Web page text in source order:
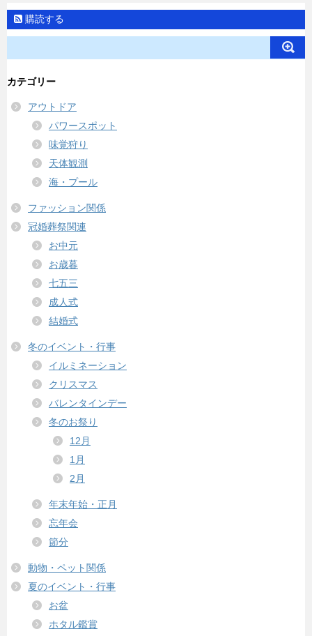
購読する
カテゴリー
アウトドア
パワースポット
味覚狩り
天体観測
海・プール
ファッション関係
冠婚葬祭関連
お中元
お歳暮
七五三
成人式
結婚式
冬のイベント・行事
イルミネーション
クリスマス
バレンタインデー
冬のお祭り
12月
1月
2月
年末年始・正月
忘年会
節分
動物・ペット関係
夏のイベント・行事
お盆
ホタル鑑賞